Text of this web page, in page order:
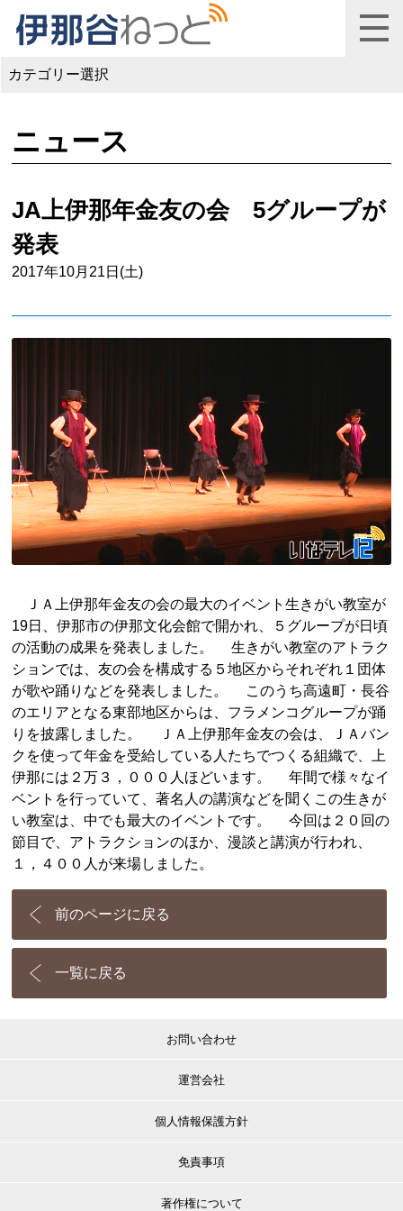
カテゴリー選択
ニュース
JA上伊那年金友の会 5グループが
発表
2017年10月21日(土)
ＪＡ上伊那年金友の会の最大のイベント生きがい教室が
19日、伊那市の伊那文化会館で開かれ、５グループが日頃
の活動の成果を発表しました。 生きがい教室のアトラク
ションでは、友の会を構成する５地区からそれぞれ１団体
が歌や踊りなどを発表しました。 このうち高遠町・長谷
のエリアとなる東部地区からは、フラメンコグループが踊
りを披露しました。 ＪＡ上伊那年金友の会は、ＪＡバン
クを使って年金を受給している人たちでつくる組織で、上
伊那には２万３，０００人ほどいます。 年間で様々なイ
ベントを行っていて、著名人の講演などを聞くこの生きが
い教室は、中でも最大のイベントです。 今回は２０回の
節目で、アトラクションのほか、漫談と講演が行われ、
１，４００人が来場しました。
前のページに戻る
一覧に戻る
お問い合わせ
運営会社
個人情報保護方針
免責事項
著作権について